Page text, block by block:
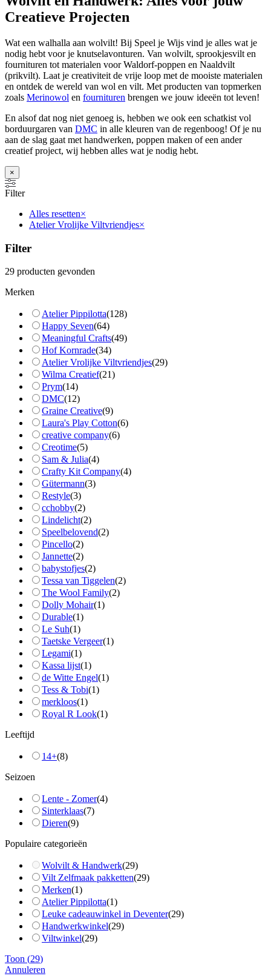
Creatieve Projecten
Wat een walhalla aan wolvilt! Bij Speel je Wijs vind je alles wat je
nodig hebt voor je knutselavonturen. Van wolvilt, sprookjesvilt en
fournituren tot materialen voor Waldorf-poppen en Naaldvilt
(prikvilt). Laat je creativiteit de vrije loop met de mooiste materialen
en ontdek de wereld van wol en vilt. Met producten van topmerken
zoals Merinowol en fournituren brengen we jouw ideeën tot leven!
En alsof dat nog niet genoeg is, hebben we ook een schatkist vol
borduurgaren van DMC in alle kleuren van de regenboog! Of je nu
aan de slag gaat met handwerken, poppen maken of een ander
creatief project, wij hebben alles wat je nodig hebt.
×
Filter
Alles resetten×
Atelier Vrolijke Viltvriendjes×
Filter
29 producten gevonden
Merken
Atelier Pippilotta(128)
Happy Seven(64)
Meaningful Crafts(49)
Hof Kornrade(34)
Atelier Vrolijke Viltvriendjes(29)
Wilma Creatief(21)
Prym(14)
DMC(12)
Graine Creative(9)
Laura's Play Cotton(6)
creative company(6)
Creotime(5)
Sam & Julia(4)
Crafty Kit Company(4)
Gütermann(3)
Restyle(3)
cchobby(2)
Lindelicht(2)
Speelbelovend(2)
Pincello(2)
Jannette(2)
babystofjes(2)
Tessa van Tiggelen(2)
The Wool Family(2)
Dolly Mohair(1)
Durable(1)
Le Suh(1)
Taetske Vergeer(1)
Legami(1)
Kassa lijst(1)
de Witte Engel(1)
Tess & Tobi(1)
merkloos(1)
Royal R Look(1)
Leeftijd
14+(8)
Seizoen
Lente - Zomer(4)
Sinterklaas(7)
Dieren(9)
Populaire categorieën
Wolvilt & Handwerk(29)
Vilt Zelfmaak pakketten(29)
Merken(1)
Atelier Pippilotta(1)
Leuke cadeauwinkel in Deventer(29)
Handwerkwinkel(29)
Viltwinkel(29)
Toon (29)
Annuleren